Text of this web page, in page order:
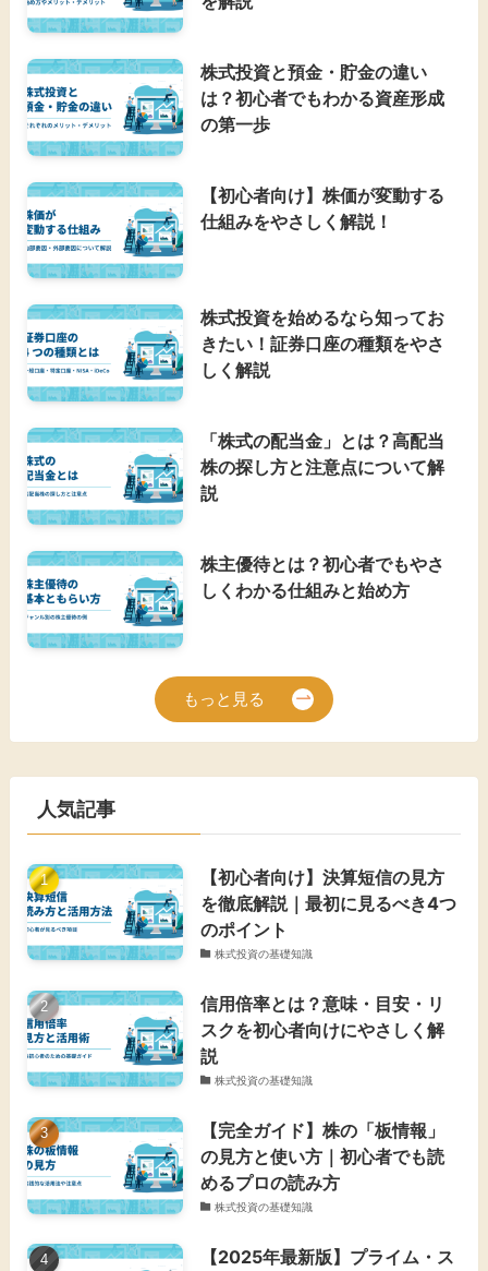
株式投資と預金・貯金の違い
は？初心者でもわかる資産形成
の第一歩
【初心者向け】株価が変動する
仕組みをやさしく解説！
株式投資を始めるなら知ってお
きたい！証券口座の種類をやさ
しく解説
「株式の配当金」とは？高配当
株の探し方と注意点について解
説
株主優待とは？初心者でもやさ
しくわかる仕組みと始め方
もっと見る
人気記事
【初心者向け】決算短信の見方
を徹底解説｜最初に見るべき4つ
のポイント
株式投資の基礎知識
信用倍率とは？意味・目安・リ
スクを初心者向けにやさしく解
説
株式投資の基礎知識
【完全ガイド】株の「板情報」
の見方と使い方｜初心者でも読
めるプロの読み方
株式投資の基礎知識
【2025年最新版】プライム・ス